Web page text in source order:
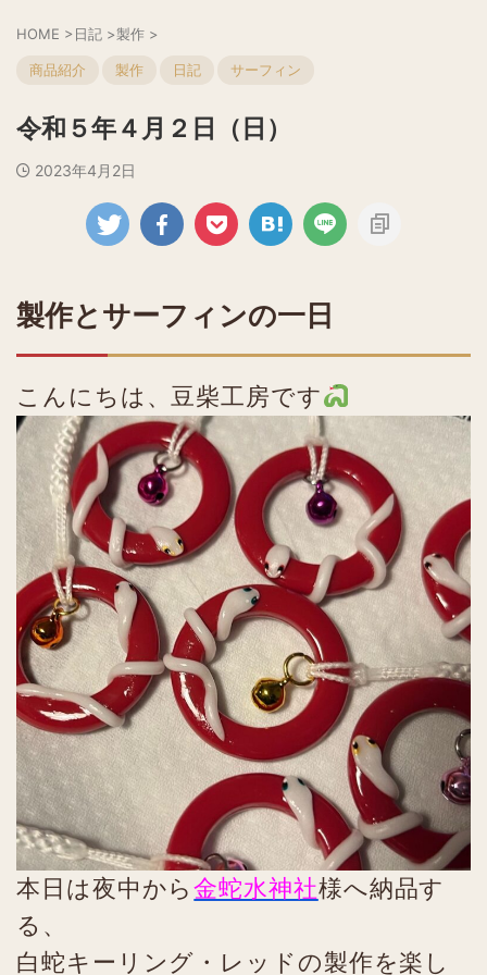
HOME >日記 >製作 >
商品紹介 製作 日記 サーフィン
令和５年４月２日（日）
2023年4月2日
製作とサーフィンの一日
こんにちは、豆柴工房です
本日は夜中から金蛇水神社様へ納品す
る、
白蛇キーリング・レッドの製作を楽し